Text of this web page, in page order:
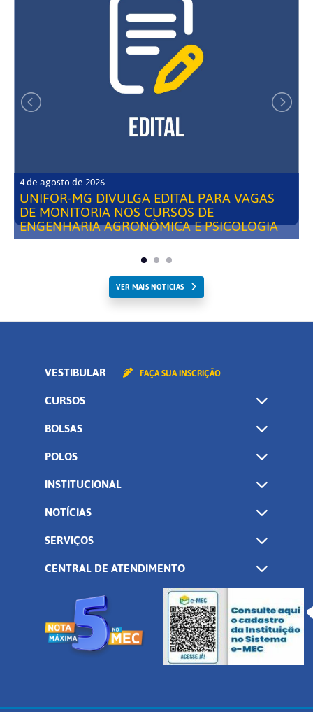
4 de agosto de 2026
UNIFOR-MG DIVULGA EDITAL PARA VAGAS
DE MONITORIA NOS CURSOS DE
ENGENHARIA AGRONÔMICA E PSICOLOGIA
VER MAIS NOTICIAS
VESTIBULAR FAÇA SUA INSCRIÇÃO
CURSOS
BOLSAS
POLOS
INSTITUCIONAL
NOTÍCIAS
SERVIÇOS
CENTRAL DE ATENDIMENTO